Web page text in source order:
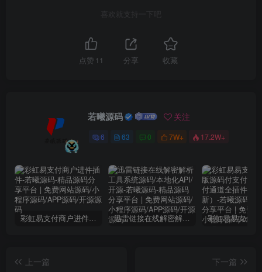
喜欢就支持一下吧
点赞 11 分享 收藏
若曦源码 关注
6 63 0 7W+ 17.2W+
彩虹易支付商户进件插件 迅雷链接在线解密解析工具系统源码/本地化API/开源
上一篇
下一篇